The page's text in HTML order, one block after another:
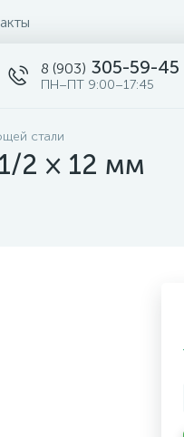
8 (903) 305-59-45
ПН–ПТ 9:00–17:45
стали
2 × 12 мм